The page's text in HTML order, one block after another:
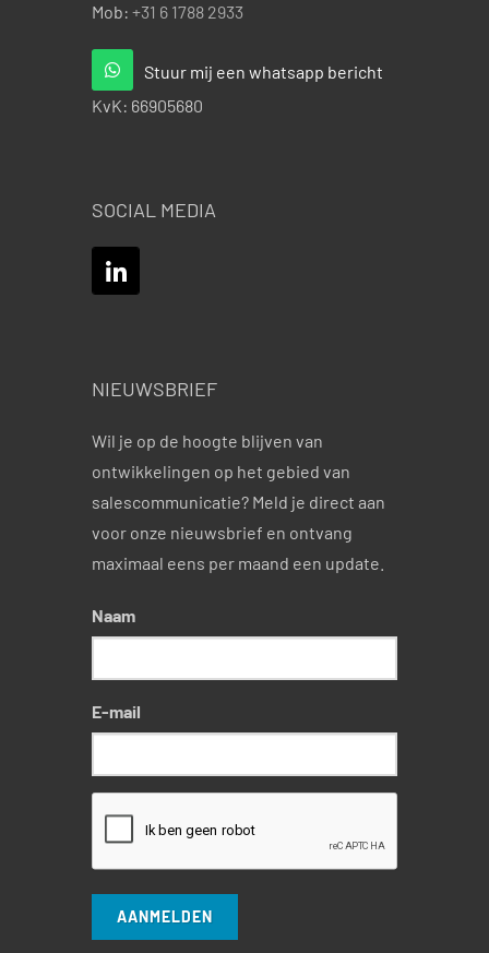
Mob: +31 6 1788 2933
Stuur mij een whatsapp bericht
KvK: 66905680
SOCIAL MEDIA
NIEUWSBRIEF
Wil je op de hoogte blijven van
ontwikkelingen op het gebied van
salescommunicatie? Meld je direct aan
voor onze nieuwsbrief en ontvang
maximaal eens per maand een update.
Naam
E-mail
AANMELDEN